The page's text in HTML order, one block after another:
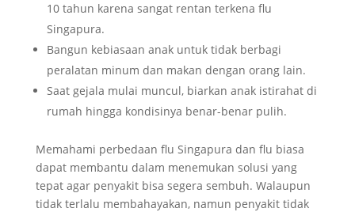
10 tahun karena sangat rentan terkena flu
Singapura.
Bangun kebiasaan anak untuk tidak berbagi
peralatan minum dan makan dengan orang lain.
Saat gejala mulai muncul, biarkan anak istirahat di
rumah hingga kondisinya benar-benar pulih.
Memahami perbedaan flu Singapura dan flu biasa
dapat membantu dalam menemukan solusi yang
tepat agar penyakit bisa segera sembuh. Walaupun
tidak terlalu membahayakan, namun penyakit tidak